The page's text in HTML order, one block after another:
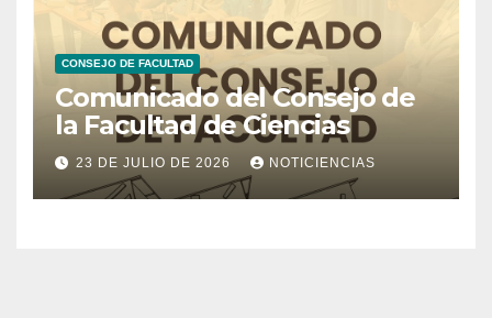
CONSEJO DE FACULTAD
Comunicado del Consejo de
la Facultad de Ciencias
23 DE JULIO DE 2026 NOTICIENCIAS